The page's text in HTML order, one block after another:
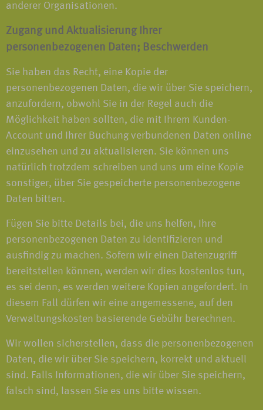
anderer Organisationen.
Zugang und Aktualisierung Ihrer
personenbezogenen Daten; Beschwerden
Sie haben das Recht, eine Kopie der
personenbezogenen Daten, die wir über Sie speichern,
anzufordern, obwohl Sie in der Regel auch die
Möglichkeit haben sollten, die mit Ihrem Kunden-
Account und Ihrer Buchung verbundenen Daten online
einzusehen und zu aktualisieren. Sie können uns
natürlich trotzdem schreiben und uns um eine Kopie
sonstiger, über Sie gespeicherte personenbezogene
Daten bitten.
Fügen Sie bitte Details bei, die uns helfen, Ihre
personenbezogenen Daten zu identifizieren und
ausfindig zu machen. Sofern wir einen Datenzugriff
bereitstellen können, werden wir dies kostenlos tun,
es sei denn, es werden weitere Kopien angefordert. In
diesem Fall dürfen wir eine angemessene, auf den
Verwaltungskosten basierende Gebühr berechnen.
Wir wollen sicherstellen, dass die personenbezogenen
Daten, die wir über Sie speichern, korrekt und aktuell
sind. Falls Informationen, die wir über Sie speichern,
falsch sind, lassen Sie es uns bitte wissen.